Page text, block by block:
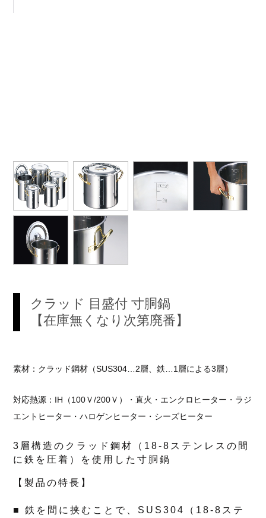
クラッド 目盛付 寸胴鍋
【在庫無くなり次第廃番】
素材：クラッド鋼材（SUS304…2層、鉄…1層による3層）
対応熱源：IH（100Ｖ/200Ｖ）・直火・エンクロヒーター・ラジ
エントヒーター・ハロゲンヒーター・シーズヒーター
3層構造のクラッド鋼材（18-8ステンレスの間
に鉄を圧着）を使用した寸胴鍋
【製品の特長】
■ 鉄を間に挟むことで、SUS304（18-8ステ